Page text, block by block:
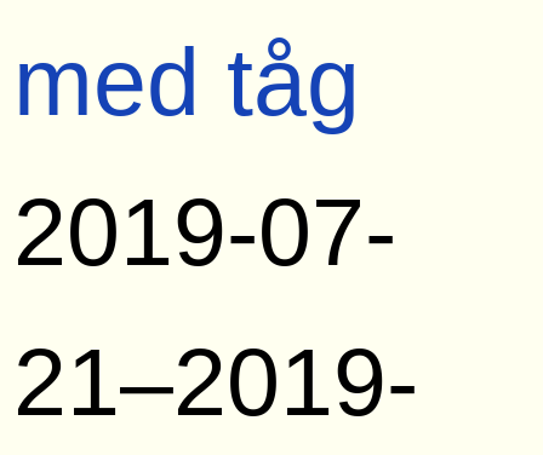
med tåg
2019-07-
21–2019-